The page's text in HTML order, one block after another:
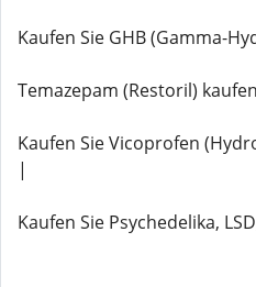
Kaufen Sie GHB (Gamma-
Temazepam (Restoril) kaufen
Kaufen Sie Vicoprofen
|
Kaufen Sie Psychedelika,